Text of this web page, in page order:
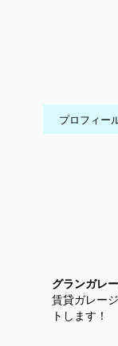
プロフィー
グランガレ
賃貸ガレー
トします！